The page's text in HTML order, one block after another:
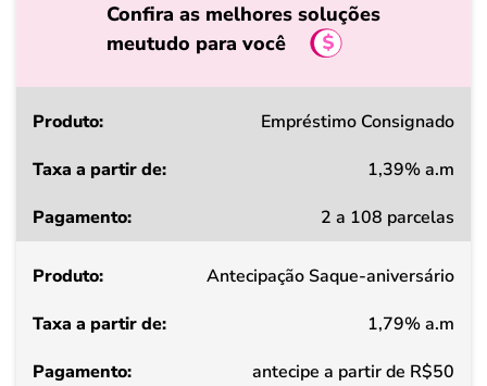
Confira as melhores soluções
meutudo para você
Produto
a
de
Pagamento
Empréstimo Consignado
1,39% a.m
2 a 108 parcelas
Antecipação Saque-aniversário
1,79% a.m
antecipe a partir de R$50